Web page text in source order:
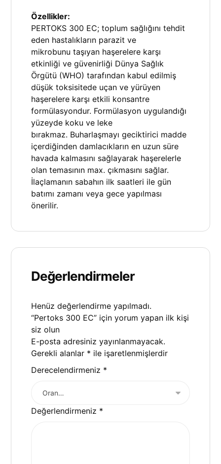
Özellikler:
PERTOKS 300 EC; toplum sağlığını tehdit
eden hastalıkların parazit ve
mikrobunu taşıyan haşerelere karşı
etkinliği ve güvenirliği Dünya Sağlık
Örgütü (WHO) tarafından kabul edilmiş
düşük toksisitede uçan ve yürüyen
haşerelere karşı etkili konsantre
formülasyondur. Formülasyon uygulandığı
yüzeyde koku ve leke
bırakmaz. Buharlaşmayı geciktirici madde
içerdiğinden damlacıkların en uzun süre
havada kalmasını sağlayarak haşerelerle
olan temasının max. çıkmasını sağlar.
İlaçlamanın sabahın ilk saatleri ile gün
batımı zamanı veya gece yapılması
önerilir.
Değerlendirmeler
Henüz değerlendirme yapılmadı.
“Pertoks 300 EC” için yorum yapan ilk kişi
siz olun
E-posta adresiniz yayınlanmayacak.
Gerekli alanlar * ile işaretlenmişlerdir
Derecelendirmeniz *
Değerlendirmeniz *